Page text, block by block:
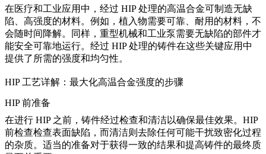
在医疗和工业应用中，经过 HIP 处理的高温合金可制造无缺
陷、高强度的材料。例如，植入物需要可靠、耐用的材料，不
会随时间降解。同样，重型机械和工业泵需要无缺陷的部件才
能安全可靠地运行。经过 HIP 处理的铸件在这些关键应用中
提供了所需的强度和均匀性。
HIP 工艺详解：最大化高温合金强度的步骤
HIP 前准备
在进行 HIP 之前，铸件经过检查和清洁以确保最佳效果。 HIP
前检查检查表面缺陷，而清洁则去除任何可能干扰致密化过程
的杂质。适当的准备对于获得一致的结果和提高铸件的最终质